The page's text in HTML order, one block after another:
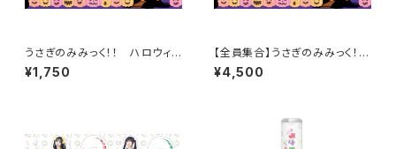
うさぎのみみっく！！ ハロウィン
チェキ2024
¥1,750
【全員集合】うさぎのみみっく！！
ハロウィンチェキ2024
¥4,500